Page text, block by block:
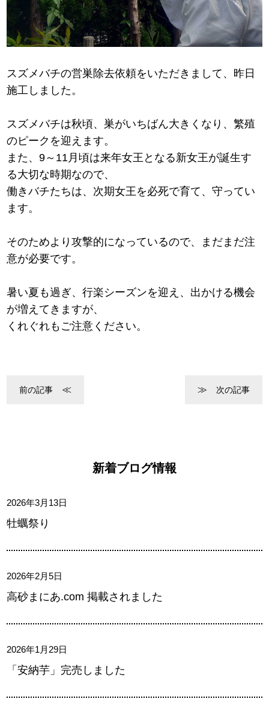
スズメバチの営巣除去依頼をいただきまして、昨日
施工しました。
スズメバチは秋頃、巣がいちばん大きくなり、繁殖
のピークを迎えます。
また、9～11月頃は来年女王となる新女王が誕生す
る大切な時期なので、
働きバチたちは、次期女王を必死で育て、守ってい
ます。
そのためより攻撃的になっているので、まだまだ注
意が必要です。
暑い夏も過ぎ、行楽シーズンを迎え、出かける機会
が増えてきますが、
くれぐれもご注意ください。
前の記事 次の記事
新着ブログ情報
2026年3月13日
牡蠣祭り
2026年2月5日
高砂まにあ.com 掲載されました
2026年1月29日
「安納芋」完売しました